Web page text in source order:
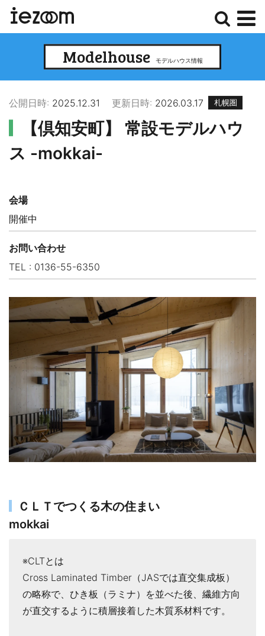
ュ
Modelhouse モデルハウス情報
公開日時: 2025.12.31 更新日時: 2026.03.17 札幌圏
【倶知安町】 常設モデルハウ
ス -mokkai-
会場
開催中
お問い合わせ
TEL : 0136-55-6350
ＣＬＴでつくる木の住まい
mokkai
※CLTとは
Cross Laminated Timber（JASでは直交集成板）
の略称で、ひき板（ラミナ）を並べた後、繊維方向
が直交するように積層接着した木質系材料です。